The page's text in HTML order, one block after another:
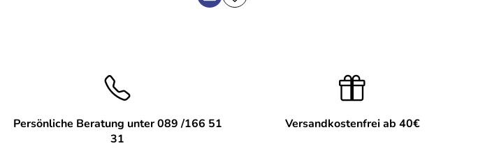
Persönliche Beratung unter 089 /166 51
31
Versandkostenfrei ab 40€